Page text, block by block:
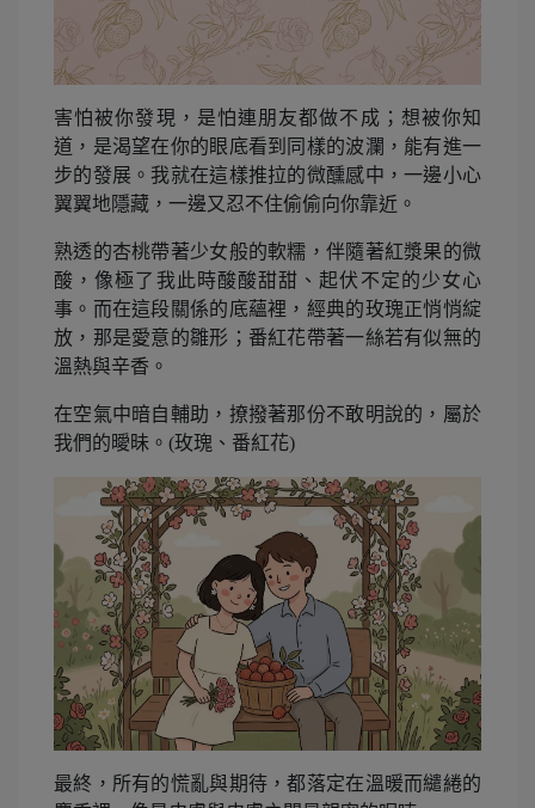
害怕被你發現，是怕連朋友都做不成；想被你知
道，是渴望在你的眼底看到同樣的波瀾，能有進一
步的發展。我就在這樣推拉的微醺感中，一邊小心
翼翼地隱藏，一邊又忍不住偷偷向你靠近。
熟透的杏桃帶著少女般的軟糯，伴隨著紅漿果的微
酸，像極了我此時酸酸甜甜、起伏不定的少女心
事。而在這段關係的底蘊裡，經典的玫瑰正悄悄綻
放，那是愛意的雛形；番紅花帶著一絲若有似無的
溫熱與辛香。
在空氣中暗自輔助，撩撥著那份不敢明說的，屬於
我們的曖昧。(玫瑰、番紅花)
最終，所有的慌亂與期待，都落定在溫暖而繾綣的